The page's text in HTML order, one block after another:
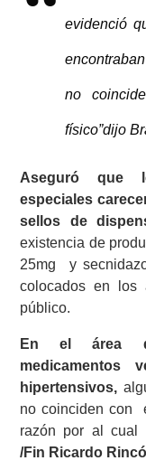
evidenció
no
físico”dijo
Aseguró que
especiales
sellos de
existencia de
25mg y
colocados en los
público.
En el área
medicamentos
hipertensivos,
no coinciden con
razón por al cual
/Fin Ricardo